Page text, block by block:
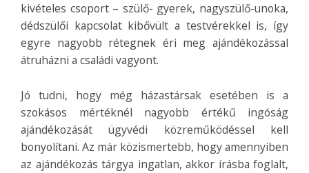
kivételes csoport – szülő- gyerek, nagyszülő-unoka,
dédszülői kapcsolat kibővült a testvérekkel is, így
egyre nagyobb rétegnek éri meg ajándékozással
átruházni a családi vagyont.
Jó tudni, hogy még házastársak esetében is a
szokásos mértéknél nagyobb értékű ingóság
ajándékozását ügyvédi közreműködéssel kell
bonyolítani. Az már közismertebb, hogy amennyiben
az ajándékozás tárgya ingatlan, akkor írásba foglalt,